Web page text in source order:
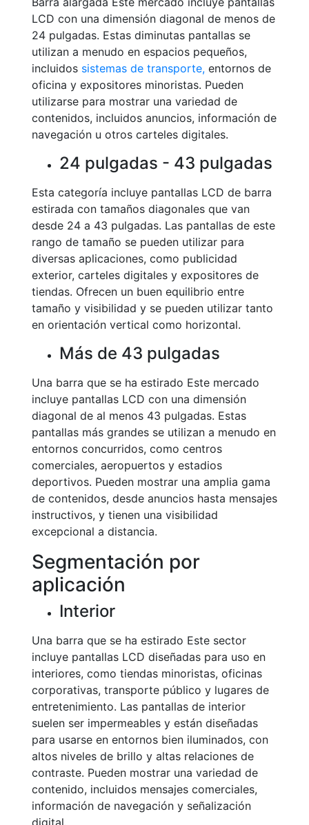
LCD con una dimensión diagonal de menos de
24 pulgadas. Estas diminutas pantallas se
utilizan a menudo en espacios pequeños,
incluidos sistemas de transporte, entornos de
oficina y expositores minoristas. Pueden
utilizarse para mostrar una variedad de
contenidos, incluidos anuncios, información de
navegación u otros carteles digitales.
24 pulgadas - 43 pulgadas
Esta categoría incluye pantallas LCD de barra
estirada con tamaños diagonales que van
desde 24 a 43 pulgadas. Las pantallas de este
rango de tamaño se pueden utilizar para
diversas aplicaciones, como publicidad
exterior, carteles digitales y expositores de
tiendas. Ofrecen un buen equilibrio entre
tamaño y visibilidad y se pueden utilizar tanto
en orientación vertical como horizontal.
Más de 43 pulgadas
Una barra que se ha estirado Este mercado
incluye pantallas LCD con una dimensión
diagonal de al menos 43 pulgadas. Estas
pantallas más grandes se utilizan a menudo en
entornos concurridos, como centros
comerciales, aeropuertos y estadios
deportivos. Pueden mostrar una amplia gama
de contenidos, desde anuncios hasta mensajes
instructivos, y tienen una visibilidad
excepcional a distancia.
Segmentación por
aplicación
Interior
Una barra que se ha estirado Este sector
incluye pantallas LCD diseñadas para uso en
interiores, como tiendas minoristas, oficinas
corporativas, transporte público y lugares de
entretenimiento. Las pantallas de interior
suelen ser impermeables y están diseñadas
para usarse en entornos bien iluminados, con
altos niveles de brillo y altas relaciones de
contraste. Pueden mostrar una variedad de
contenido, incluidos mensajes comerciales,
información de navegación y señalización
digital.